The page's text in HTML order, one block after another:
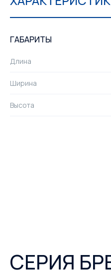
ГАБАРИТЫ
Длина
Ширина
Высота
СЕРИЯ